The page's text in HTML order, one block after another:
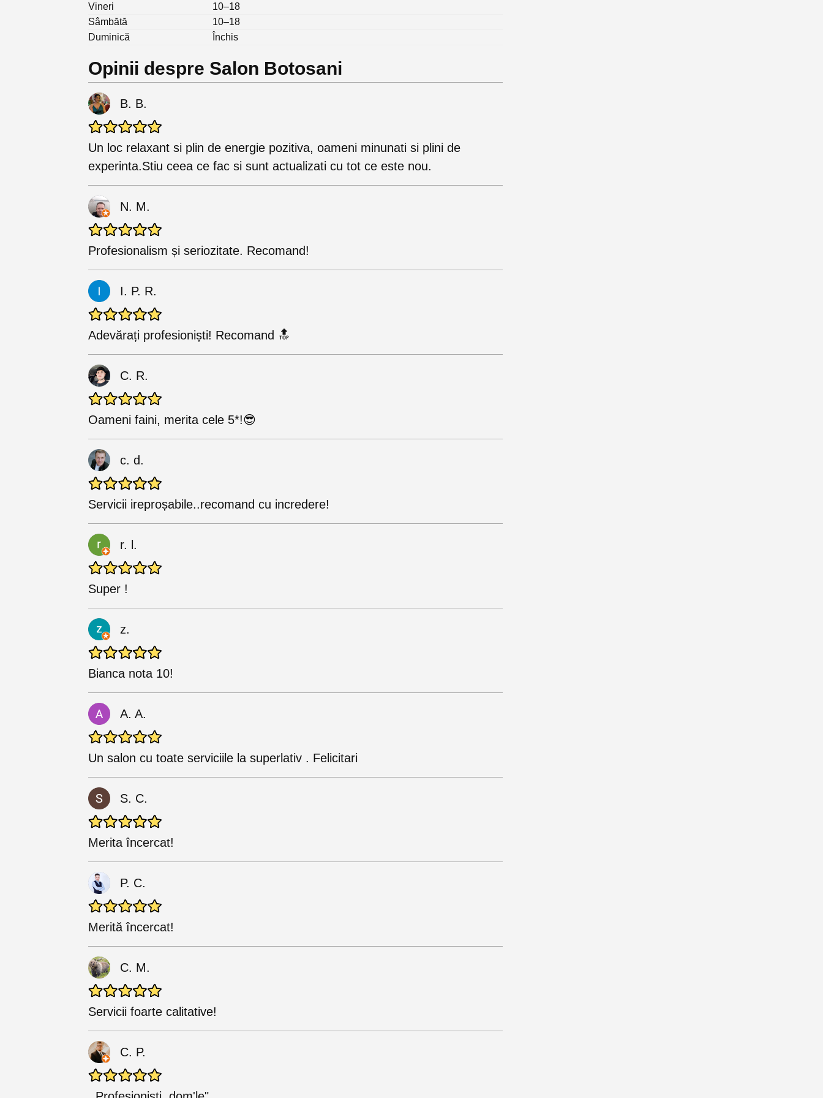
Vineri
10–18
Sâmbătă
10–18
Duminică
Închis
Opinii despre Salon Botosani
B. B.
Un loc relaxant si plin de energie pozitiva, oameni minunati si plini de
experinta.Stiu ceea ce fac si sunt actualizati cu tot ce este nou.
N. M.
Profesionalism și seriozitate. Recomand!
I. P. R.
Adevărați profesioniști! Recomand 🔝
C. R.
Oameni faini, merita cele 5*!😎
c. d.
Servicii ireproșabile..recomand cu incredere!
r. l.
Super !
z.
Bianca nota 10!
A. A.
Un salon cu toate serviciile la superlativ . Felicitari
S. C.
Merita încercat!
P. C.
Merită încercat!
С. М.
Servicii foarte calitative!
C. P.